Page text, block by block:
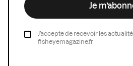
Je
J’accepte de recevoir les
fisheyemagazine.fr